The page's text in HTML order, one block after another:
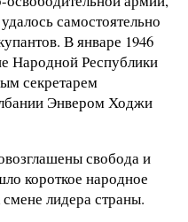
самостоятельно
В январе 1946
Народной Республики
секретарем
Энвером Ходжи
свобода и
короткое народное
лидера страны.